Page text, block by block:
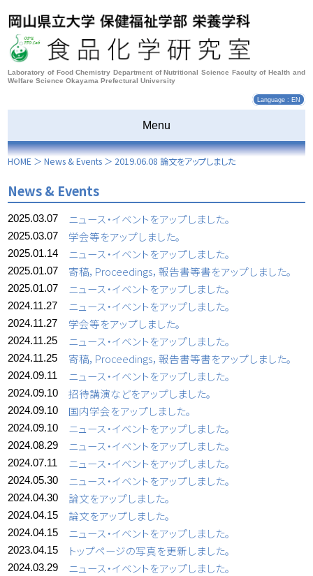
Laboratory of Food Chemistry Department of Nutritional Science Faculty of Health and
Welfare Science Okayama Prefectural University
Language : EN
Menu
HOME ＞News & Events ＞ 2019.06.08 論文をアップしました
News & Events
2025.03.07 ニュース・イベントをアップしました。
2025.03.07 学会等をアップしました。
2025.01.14 ニュース・イベントをアップしました。
2025.01.07 寄稿，Proceedings，報告書等書をアップしました。
2025.01.07 ニュース・イベントをアップしました。
2024.11.27 ニュース・イベントをアップしました。
2024.11.27 学会等をアップしました。
2024.11.25 ニュース・イベントをアップしました。
2024.11.25 寄稿，Proceedings，報告書等書をアップしました。
2024.09.11 ニュース・イベントをアップしました。
2024.09.10 招待講演などをアップしました。
2024.09.10 国内学会をアップしました。
2024.09.10 ニュース・イベントをアップしました。
2024.08.29 ニュース・イベントをアップしました。
2024.07.11 ニュース・イベントをアップしました。
2024.05.30 ニュース・イベントをアップしました。
2024.04.30 論文をアップしました。
2024.04.15 論文をアップしました。
2024.04.15 ニュース・イベントをアップしました。
2023.04.15 トップページの写真を更新しました。
2024.03.29 ニュース・イベントをアップしました。